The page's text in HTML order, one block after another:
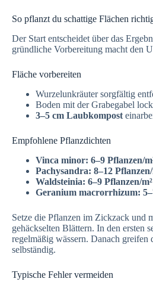
So pflanzt du schattige Flächen
Der Start entscheidet über das
gründliche Vorbereitung macht den
Fläche vorbereiten
Wurzelunkräuter sorgfältig
Boden mit der Grabegabel
3–5 cm Laubkompost
Empfohlene Pflanzdichten
Vinca minor: 6–9 Pflanzen/
Pachysandra: 8–12 Pflanzen/
Waldsteinia: 6–9 Pflanzen/m²
Geranium macrorrhizum:
Setze die Pflanzen im Zickzack und
gehäckselten Blättern. In den ersten
regelmäßig wässern. Danach greifen
selbständig.
Typische Fehler vermeiden